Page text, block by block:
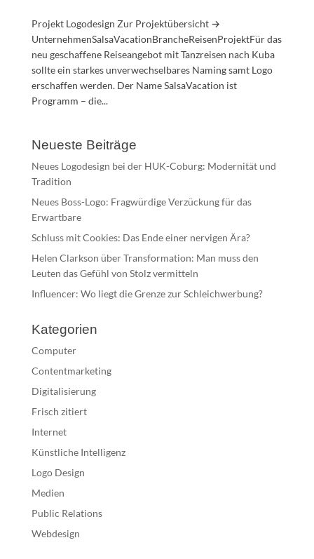
Projekt Logodesign Zur Projektübersicht →
UnternehmenSalsaVacationBrancheReisenProjektFür das
neu geschaffene Reiseangebot mit Tanzreisen nach Kuba
sollte ein starkes unverwechselbares Naming samt Logo
erschaffen werden. Der Name SalsaVacation ist
Programm – die...
Neueste Beiträge
Neues Logodesign bei der HUK-Coburg: Modernität und
Tradition
Neues Boss-Logo: Fragwürdige Verzückung für das
Erwartbare
Schluss mit Cookies: Das Ende einer nervigen Ära?
Helen Clarkson über Transformation: Man muss den
Leuten das Gefühl von Stolz vermitteln
Influencer: Wo liegt die Grenze zur Schleichwerbung?
Kategorien
Computer
Contentmarketing
Digitalisierung
Frisch zitiert
Internet
Künstliche Intelligenz
Logo Design
Medien
Public Relations
Webdesign